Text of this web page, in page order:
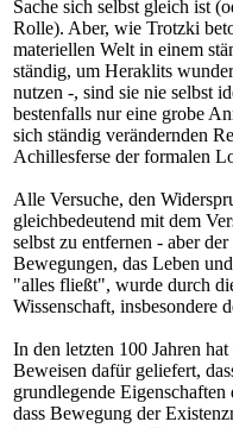
Sache sich selbst gleich ist
Rolle). Aber, wie Trotzki
materiellen Welt in einem
ständig, um Heraklits
nutzen -, sind sie nie selbst
bestenfalls nur eine grobe
sich ständig verändernden
Achillesferse der formalen
Alle Versuche, den
gleichbedeutend mit dem
selbst zu entfernen - aber
Bewegungen, das Leben
"alles fließt", wurde durch
Wissenschaft, insbesondere
In den letzten 100 Jahren
Beweisen dafür geliefert,
grundlegende
dass Bewegung der